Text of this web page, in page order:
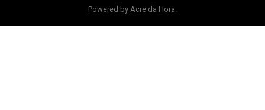
Powered by Acre da Hora.